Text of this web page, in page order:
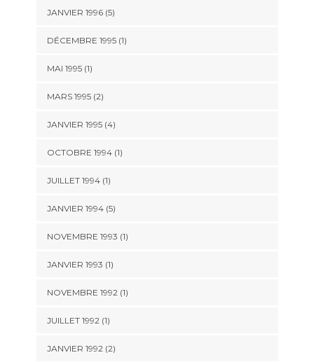
JANVIER 1996 (5)
DÉCEMBRE 1995 (1)
MAI 1995 (1)
MARS 1995 (2)
JANVIER 1995 (4)
OCTOBRE 1994 (1)
JUILLET 1994 (1)
JANVIER 1994 (5)
NOVEMBRE 1993 (1)
JANVIER 1993 (1)
NOVEMBRE 1992 (1)
JUILLET 1992 (1)
JANVIER 1992 (2)